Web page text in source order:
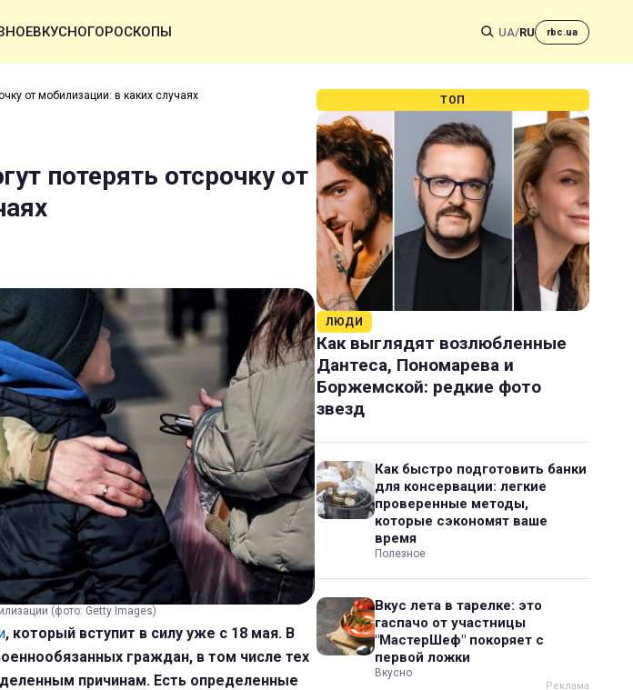
ВКУСНОГОРОСКОПЫ UA/RU rbc.ua
от мобилизации: в каких случаях
потерять отсрочку от
(фото: Getty Images)
, который вступит в силу уже с 18 мая. В
граждан, в том числе тех
причинам. Есть определенные
ТОП
ЛЮДИ
Как выглядят возлюбленные
Дантеса, Пономарева и
Боржемской: редкие фото
звезд
Как быстро подготовить банки
для консервации: легкие
проверенные методы,
которые сэкономят ваше
время
Полезное
Вкус лета в тарелке: это
гаспачо от участницы
"МастерШеф" покоряет с
первой ложки
Вкусно